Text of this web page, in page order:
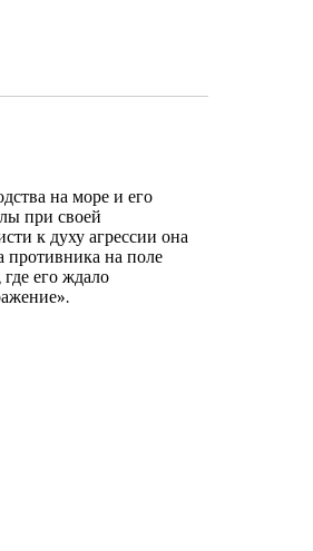
на море и его
при своей
к духу агрессии она
противника на поле
его ждало